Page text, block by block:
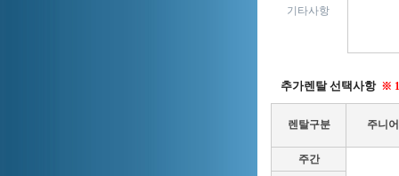
기타사항
추가렌탈 선택사항 ※ 1
렌탈구분 주니
주간